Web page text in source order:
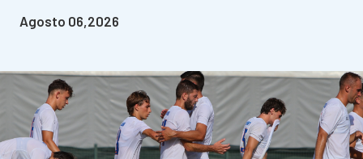
Agosto 06,2026